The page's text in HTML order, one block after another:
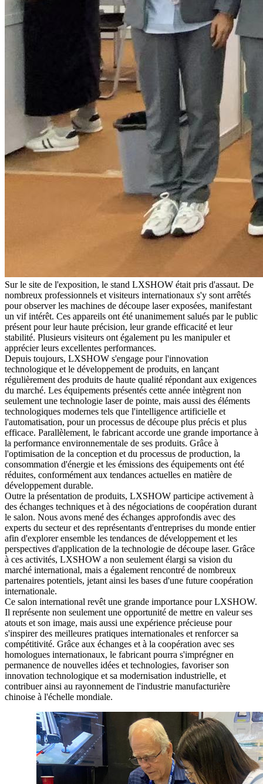
Sur le site de l'exposition, le stand LXSHOW était pris d'assaut. De
nombreux professionnels et visiteurs internationaux s'y sont arrêtés
pour observer les machines de découpe laser exposées, manifestant
un vif intérêt. Ces appareils ont été unanimement salués par le public
présent pour leur haute précision, leur grande efficacité et leur
stabilité. Plusieurs visiteurs ont également pu les manipuler et
apprécier leurs excellentes performances.
Depuis toujours, LXSHOW s'engage pour l'innovation
technologique et le développement de produits, en lançant
régulièrement des produits de haute qualité répondant aux exigences
du marché. Les équipements présentés cette année intègrent non
seulement une technologie laser de pointe, mais aussi des éléments
technologiques modernes tels que l'intelligence artificielle et
l'automatisation, pour un processus de découpe plus précis et plus
efficace. Parallèlement, le fabricant accorde une grande importance à
la performance environnementale de ses produits. Grâce à
l'optimisation de la conception et du processus de production, la
consommation d'énergie et les émissions des équipements ont été
réduites, conformément aux tendances actuelles en matière de
développement durable.
Outre la présentation de produits, LXSHOW participe activement à
des échanges techniques et à des négociations de coopération durant
le salon. Nous avons mené des échanges approfondis avec des
experts du secteur et des représentants d'entreprises du monde entier
afin d'explorer ensemble les tendances de développement et les
perspectives d'application de la technologie de découpe laser. Grâce
à ces activités, LXSHOW a non seulement élargi sa vision du
marché international, mais a également rencontré de nombreux
partenaires potentiels, jetant ainsi les bases d'une future coopération
internationale.
Ce salon international revêt une grande importance pour LXSHOW.
Il représente non seulement une opportunité de mettre en valeur ses
atouts et son image, mais aussi une expérience précieuse pour
s'inspirer des meilleures pratiques internationales et renforcer sa
compétitivité. Grâce aux échanges et à la coopération avec ses
homologues internationaux, le fabricant pourra s'imprégner en
permanence de nouvelles idées et technologies, favoriser son
innovation technologique et sa modernisation industrielle, et
contribuer ainsi au rayonnement de l'industrie manufacturière
chinoise à l'échelle mondiale.